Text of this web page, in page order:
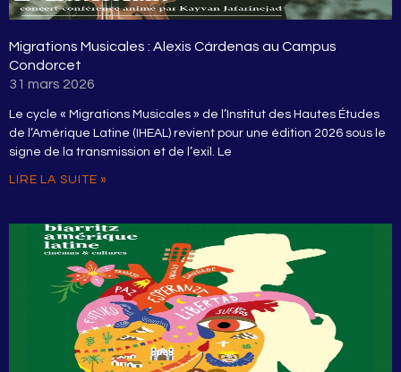
Migrations Musicales : Alexis Cárdenas au Campus
Condorcet
31 mars 2026
Le cycle « Migrations Musicales » de l’Institut des Hautes Études
de l’Amérique Latine (IHEAL) revient pour une édition 2026 sous le
signe de la transmission et de l’exil. Le
LIRE LA SUITE »